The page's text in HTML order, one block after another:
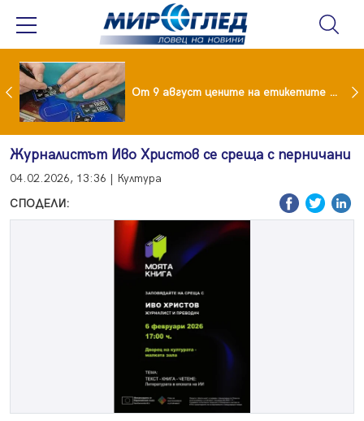
Проект за изграждане на 13-етажна "мегаджамия" разгневи жителите на Лондон От 9 август цените на етикетите само в евро
Журналистът Иво Христов се среща с перничани
04.02.2026, 13:36 | Култура
СПОДЕЛИ: